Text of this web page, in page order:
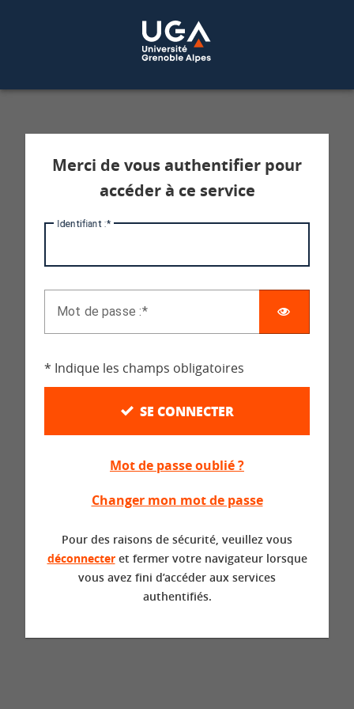
Service d'authentification aux services
Merci de vous authentifier pour
accéder à ce service
Identifiant :
Mot de passe :
* Indique les champs obligatoires
SE CONNECTER
Mot de passe oublié ?
Changer mon mot de passe
Pour des raisons de sécurité, veuillez vous
déconnecteret fermer votre navigateur lorsque
vous avez fini d’accéder aux services
authentifiés.